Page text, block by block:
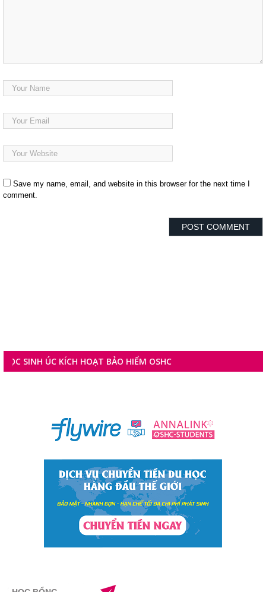
Save my name, email, and website in this browser for the next time I
comment.
ÚC KÍCH HOẠT BẢO HIỂM OSHC